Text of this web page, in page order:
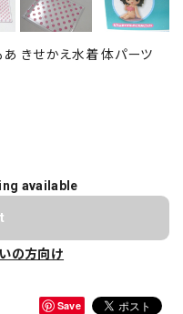
きせかえ水着 体パーツ
available
の方向け
Save